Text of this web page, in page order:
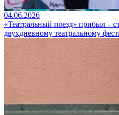
04.06.2026
«Театральный поезд» прибыл –
двухдневному театральному